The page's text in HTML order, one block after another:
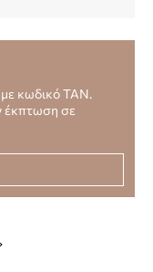
κωδικό TAN.
έκπτωση σε